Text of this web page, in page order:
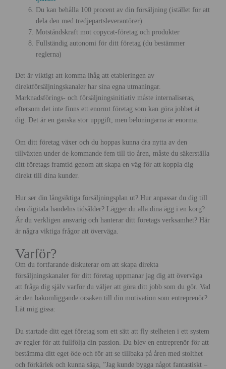
Du kan behålla 100 procent av din försäljning (istället för att
dela den med tredjepartsleverantörer)
Motståndskraft mot copycat-företag och produkter
Fullständig autonomi för ditt företag (du bestämmer
reglerna)
Det är viktigt att komma ihåg att etableringen av
direktförsäljningskanaler har sina egna utmaningar.
Marknadsförings- och försäljningsinitiativ måste internaliseras,
eftersom det inte finns ett enormt företag som kan göra jobbet åt
dig. Det är en ganska stor uppgift, men belöningarna är enorma.
Om ditt företag växer och du hoppas kunna dra nytta av den
tillväxten under de kommande fem till tio åren, måste du säkerställa
ditt företags framtid genom att skapa en väg för att koppla dig
direkt till dina kunder.
Hur ser din långsiktiga försäljningsplan ut? Hur anpassar du dig till
den digitala handelns tidsålder? Lägger du alla dina ägg i en korg?
Är du verkligen ansvarig och hanterar ditt företags verksamhet? Här
är några viktiga frågor att överväga.
Varför?
Om du fortfarande diskuterar om att skapa direkta
försäljningskanaler för ditt företag uppmanar jag dig att överväga
att fråga dig själv varför du väljer att göra ditt jobb som du gör. Vad
är den bakomliggande orsaken till din motivation som entreprenör?
Låt mig gissa:
Du startade ditt eget företag som ett sätt att fly stelheten i ett system
av regler för att fullfölja din passion. Du blev en entreprenör för att
bestämma ditt eget öde och för att se tillbaka på åren med stolthet
och förkärlek och kunna säga, ”Jag kunde bygga något fantastiskt –